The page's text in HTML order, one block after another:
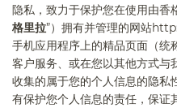
隐私，致力于保护您在使用由香
格里拉”）拥有并管理的网站
手机应用程序上的精品页面（统
客户服务、或在您以其他方式与
收集的属于您的个人信息的隐私
有保护您个人信息的责任，保证